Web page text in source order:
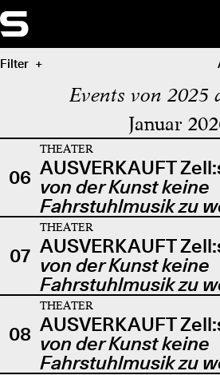
Filter
Events von 2025
Januar
06
THEATER
AUSVERKAUFT
von der Kunst keine
Fahrstuhlmusik zu
07
THEATER
AUSVERKAUFT
von der Kunst keine
Fahrstuhlmusik zu
08
THEATER
AUSVERKAUFT
von der Kunst keine
Fahrstuhlmusik zu